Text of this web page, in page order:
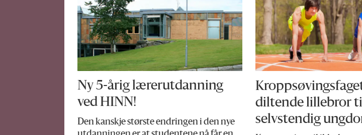
Ny 5-årig lærerutdanning
ved HINN!
Den kanskje største endringen i den nye
diltende lillebror
selvstendig